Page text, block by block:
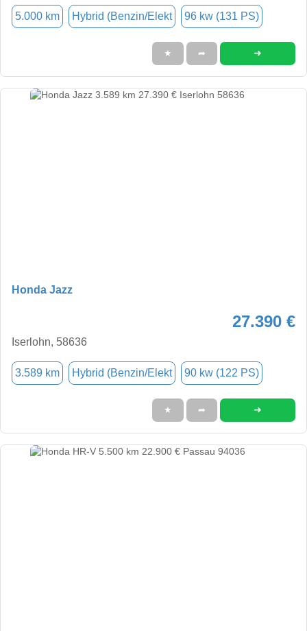
5.000 km Hybrid (Benzin/Elekt 96 kw (131 PS)
★ ➦ ➜
Honda Jazz
27.390 €
Iserlohn, 58636
3.589 km Hybrid (Benzin/Elekt 90 kw (122 PS)
★ ➦ ➜